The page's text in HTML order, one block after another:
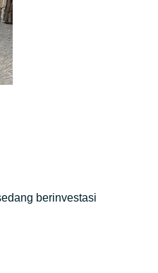
berinvestasi